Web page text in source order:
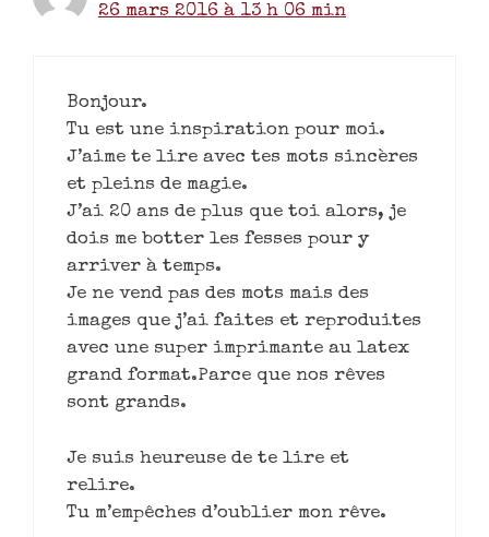
26 mars 2016 à 13 h 06 min
Bonjour.
Tu est une inspiration pour moi.
J’aime te lire avec tes mots sincères
et pleins de magie.
J’ai 20 ans de plus que toi alors, je
dois me botter les fesses pour y
arriver à temps.
Je ne vend pas des mots mais des
images que j’ai faites et reproduites
avec une super imprimante au latex
grand format.Parce que nos rêves
sont grands.
Je suis heureuse de te lire et
relire.
Tu m’empêches d’oublier mon rêve.